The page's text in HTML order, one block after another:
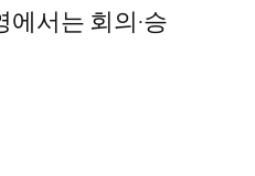
서는 회의·승